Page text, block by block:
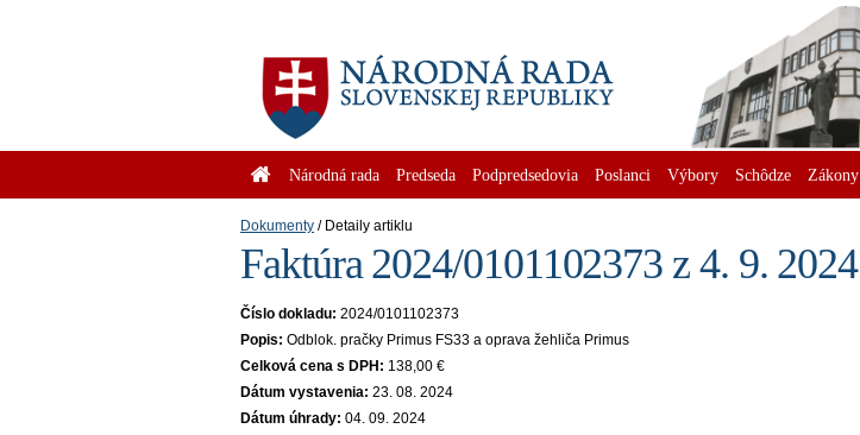
Národná rada Predseda Podpredsedovia Poslanci Výbory Schôdze Zákony
Dokumenty Detaily artiklu
Faktúra 2024/0101102373 z 4. 9. 2024
Číslo dokladu: 2024/0101102373
Popis: Odblok. pračky Primus FS33 a oprava žehliča Primus
Celková cena s DPH: 138,00 €
Dátum vystavenia: 23. 08. 2024
Dátum úhrady: 04. 09. 2024